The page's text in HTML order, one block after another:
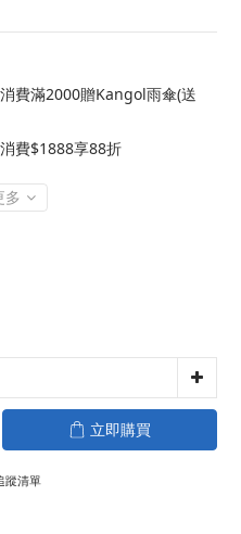
費滿2000贈Kangol雨傘(送
費$1888享88折
多
立即購買
蹤清單